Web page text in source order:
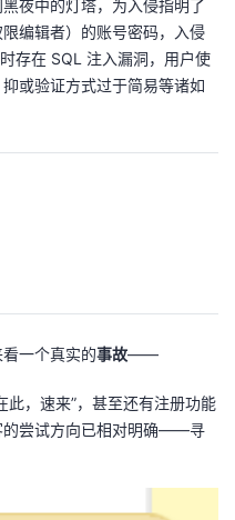
夜中的灯塔，为入侵指明了
编辑者）的账号密码，入侵
存在 SQL 注入漏洞，用户使
或验证方式过于简易等诸如
一个真实的事故——
此，速来”，甚至还有注册功能
的尝试方向已相对明确——寻